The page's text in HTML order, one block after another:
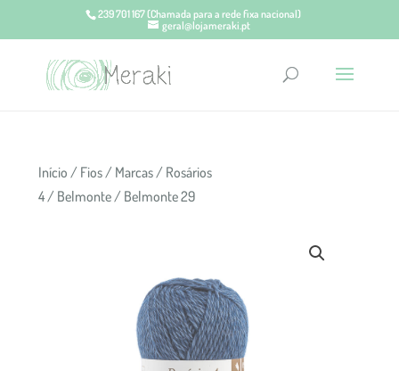
239 701 167(Chamada para a rede fixa nacional)
geral@lojameraki.pt
Início / Fios/ Marcas/ Rosários
4/ Belmonte/ Belmonte 29